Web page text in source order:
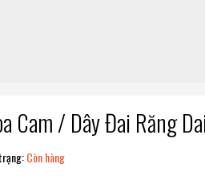
Cam / Dây Đai Răng
Còn hàng